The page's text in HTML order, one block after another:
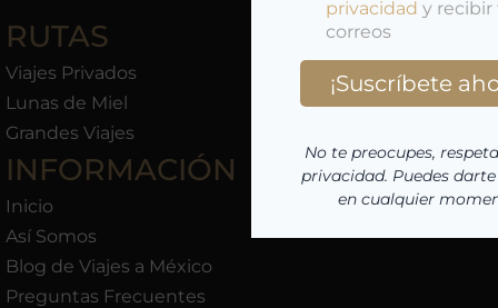
RUTAS
Viajes Privados
Lunas de Miel
Grandes Viajes
INFORMACIÓN
Inicio
Así Somos
Blog de Viajes a México
Preguntas Frecuentes